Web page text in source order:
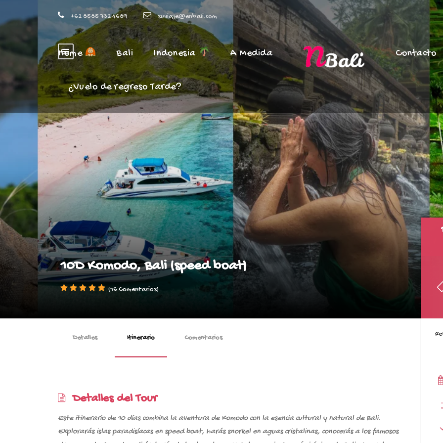
+62 8585 732 4689 suviaje@enbali.com
Home Bali Indonesia A Medida Contacto
¿Vuelo de regreso Tarde?
10D Komodo, Bali (speed boat)
(16 Comentarios)
Detalles Itinerario Comentarios
Detalles del Tour
Este itinerario de 10 días combina la aventura de Komodo con la esencia cultural y natural de Bali.
Explorarás islas paradisíacas en speed boat, harás snorkel en aguas cristalinas, conocerás a los famosos